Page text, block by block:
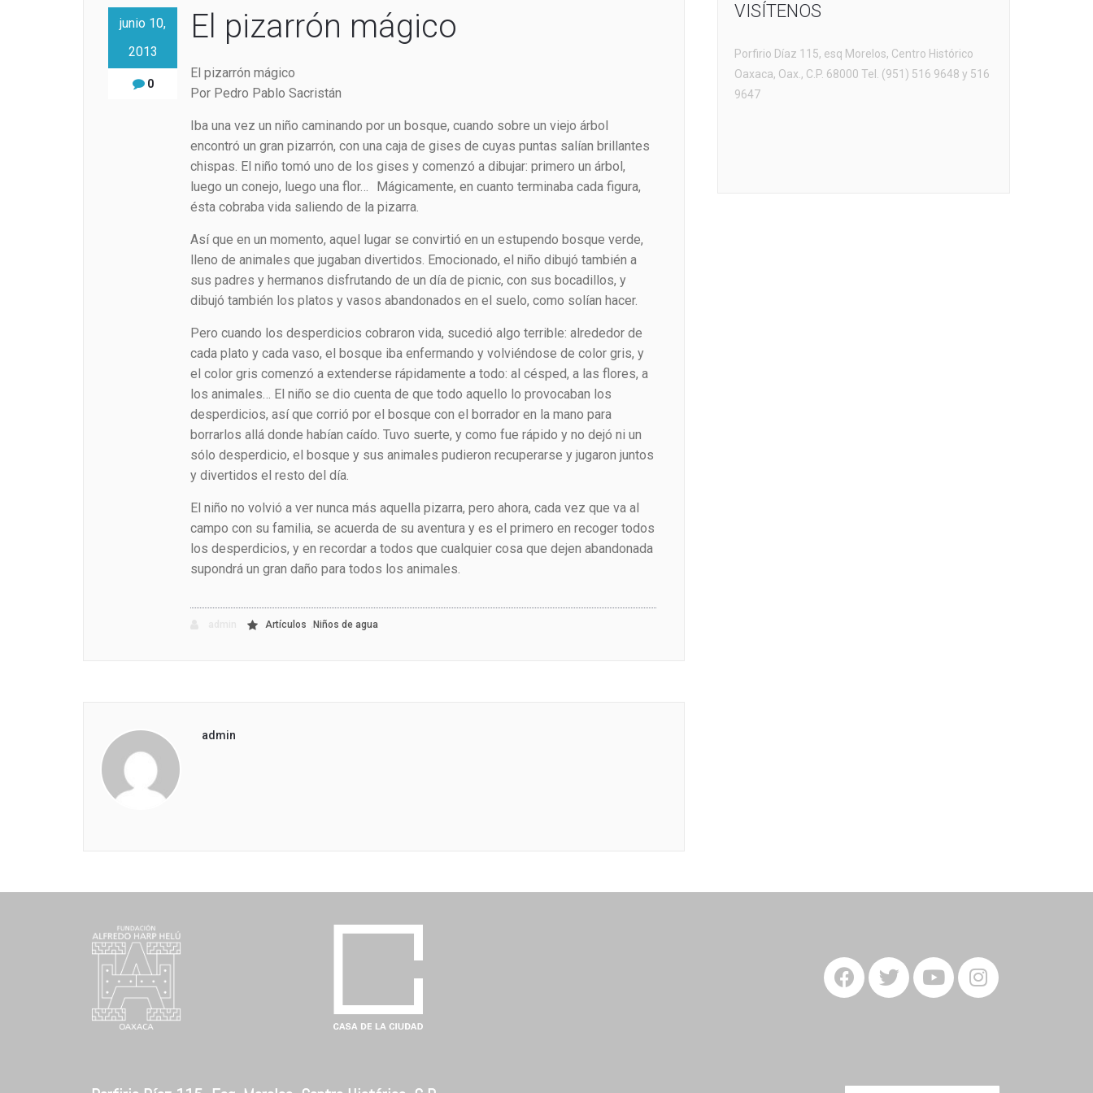
junio 10,
2013
0
El pizarrón mágico
El pizarrón mágico
Por Pedro Pablo Sacristán
Iba una vez un niño caminando por un bosque, cuando sobre un viejo árbol
encontró un gran pizarrón, con una caja de gises de cuyas puntas salían brillantes
chispas. El niño tomó uno de los gises y comenzó a dibujar: primero un árbol,
luego un conejo, luego una flor… Mágicamente, en cuanto terminaba cada figura,
ésta cobraba vida saliendo de la pizarra.
Así que en un momento, aquel lugar se convirtió en un estupendo bosque verde,
lleno de animales que jugaban divertidos. Emocionado, el niño dibujó también a
sus padres y hermanos disfrutando de un día de picnic, con sus bocadillos, y
dibujó también los platos y vasos abandonados en el suelo, como solían hacer.
Pero cuando los desperdicios cobraron vida, sucedió algo terrible: alrededor de
cada plato y cada vaso, el bosque iba enfermando y volviéndose de color gris, y
el color gris comenzó a extenderse rápidamente a todo: al césped, a las flores, a
los animales… El niño se dio cuenta de que todo aquello lo provocaban los
desperdicios, así que corrió por el bosque con el borrador en la mano para
borrarlos allá donde habían caído. Tuvo suerte, y como fue rápido y no dejó ni un
sólo desperdicio, el bosque y sus animales pudieron recuperarse y jugaron juntos
y divertidos el resto del día.
El niño no volvió a ver nunca más aquella pizarra, pero ahora, cada vez que va al
campo con su familia, se acuerda de su aventura y es el primero en recoger todos
los desperdicios, y en recordar a todos que cualquier cosa que dejen abandonada
supondrá un gran daño para todos los animales.
Artículos Niños de agua
admin
VISÍTENOS
Porfirio Díaz 115, esq Morelos, Centro Histórico
Oaxaca, Oax., C.P. 68000 Tel. (951) 516 9648 y 516
9647